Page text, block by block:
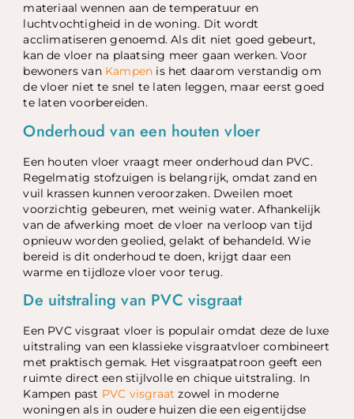
materiaal wennen aan de temperatuur en
luchtvochtigheid in de woning. Dit wordt
acclimatiseren genoemd. Als dit niet goed gebeurt,
kan de vloer na plaatsing meer gaan werken. Voor
bewoners van Kampen is het daarom verstandig om
de vloer niet te snel te laten leggen, maar eerst goed
te laten voorbereiden.
Onderhoud van een houten vloer
Een houten vloer vraagt meer onderhoud dan PVC.
Regelmatig stofzuigen is belangrijk, omdat zand en
vuil krassen kunnen veroorzaken. Dweilen moet
voorzichtig gebeuren, met weinig water. Afhankelijk
van de afwerking moet de vloer na verloop van tijd
opnieuw worden geolied, gelakt of behandeld. Wie
bereid is dit onderhoud te doen, krijgt daar een
warme en tijdloze vloer voor terug.
De uitstraling van PVC visgraat
Een PVC visgraat vloer is populair omdat deze de luxe
uitstraling van een klassieke visgraatvloer combineert
met praktisch gemak. Het visgraatpatroon geeft een
ruimte direct een stijlvolle en chique uitstraling. In
Kampen past PVC visgraat zowel in moderne
woningen als in oudere huizen die een eigentijdse